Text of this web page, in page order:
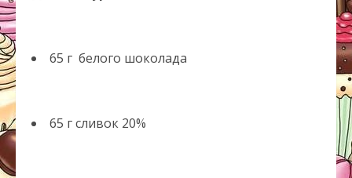
65 г белого шоколада
65 г сливок 20%